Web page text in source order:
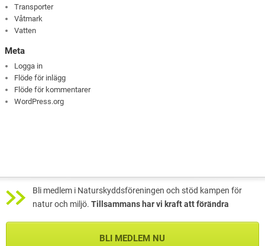
Transporter
Våtmark
Vatten
Meta
Logga in
Flöde för inlägg
Flöde för kommentarer
WordPress.org
Bli medlem i Naturskyddsföreningen och stöd kampen för
natur och miljö. Tillsammans har vi kraft att förändra
BLI MEDLEM NU